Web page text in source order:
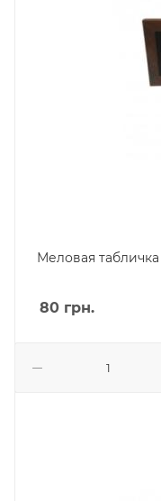
Меловая
80 грн.